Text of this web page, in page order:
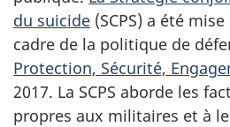
du suicide (SCPS) a été
cadre de la politique de
Protection, Sécurité,
2017. La SCPS aborde les
propres aux militaires et à